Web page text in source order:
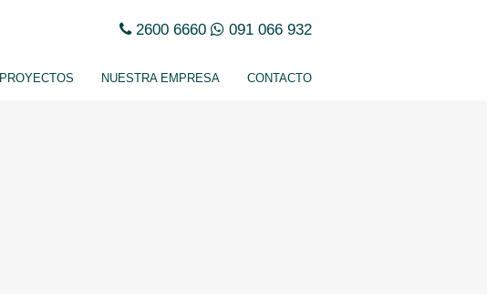
2600 6660 091 066 932
CONTACTO
NUESTRA EMPRESA
PROYECTOS